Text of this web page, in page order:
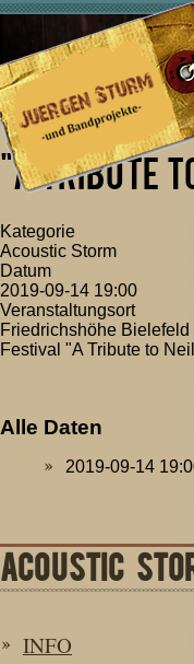
AKTUELLE SEITE:
YOUNG"
"A Tribute
Kategorie
Acoustic Storm
Datum
2019-09-14 19:00
Veranstaltungsort
Friedrichshöhe Bielefeld
Festival "A Tribute to
Alle Daten
2019-09-14
ACOUSTIC
INFO
JahrMonat
JahrMonat